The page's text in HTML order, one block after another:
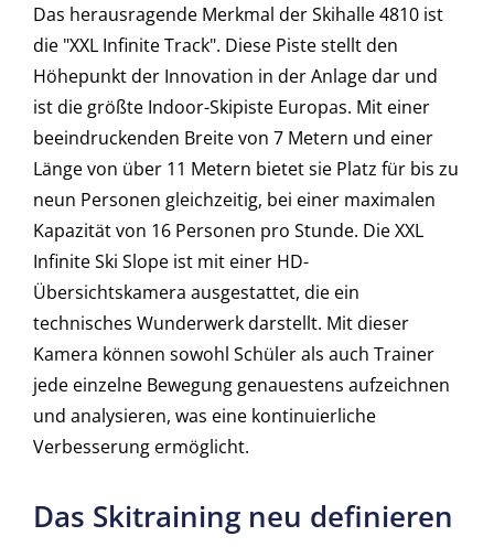
Das herausragende Merkmal der Skihalle 4810 ist
die "XXL Infinite Track". Diese Piste stellt den
Höhepunkt der Innovation in der Anlage dar und
ist die größte Indoor-Skipiste Europas. Mit einer
beeindruckenden Breite von 7 Metern und einer
Länge von über 11 Metern bietet sie Platz für bis zu
neun Personen gleichzeitig, bei einer maximalen
Kapazität von 16 Personen pro Stunde. Die XXL
Infinite Ski Slope ist mit einer HD-
Übersichtskamera ausgestattet, die ein
technisches Wunderwerk darstellt. Mit dieser
Kamera können sowohl Schüler als auch Trainer
jede einzelne Bewegung genauestens aufzeichnen
und analysieren, was eine kontinuierliche
Verbesserung ermöglicht.
Das Skitraining neu definieren